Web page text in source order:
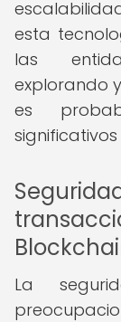
esta
las
explorando
es
La